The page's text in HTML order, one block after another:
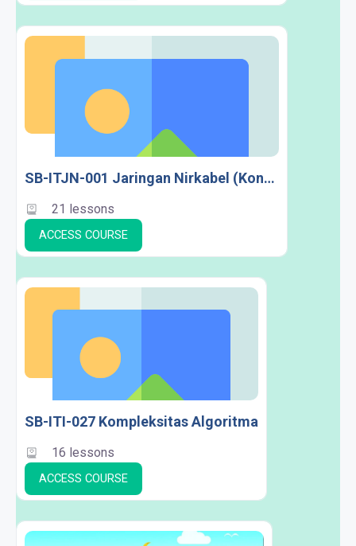
SB-ITJN-001 Jaringan Nirkabel (Konsentrasi JN)
21 lessons
ACCESS COURSE
SB-ITI-027 Kompleksitas Algoritma
16 lessons
ACCESS COURSE